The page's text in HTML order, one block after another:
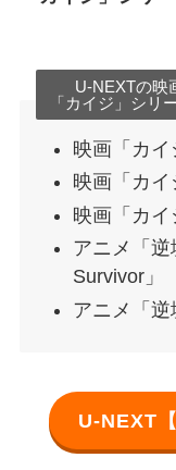
U-NEXTの映
「カイジ」シリ
映画「カイ
映画「カイ
映画「カイ
アニメ「
Survivor」
アニメ「逆
U-NEXT